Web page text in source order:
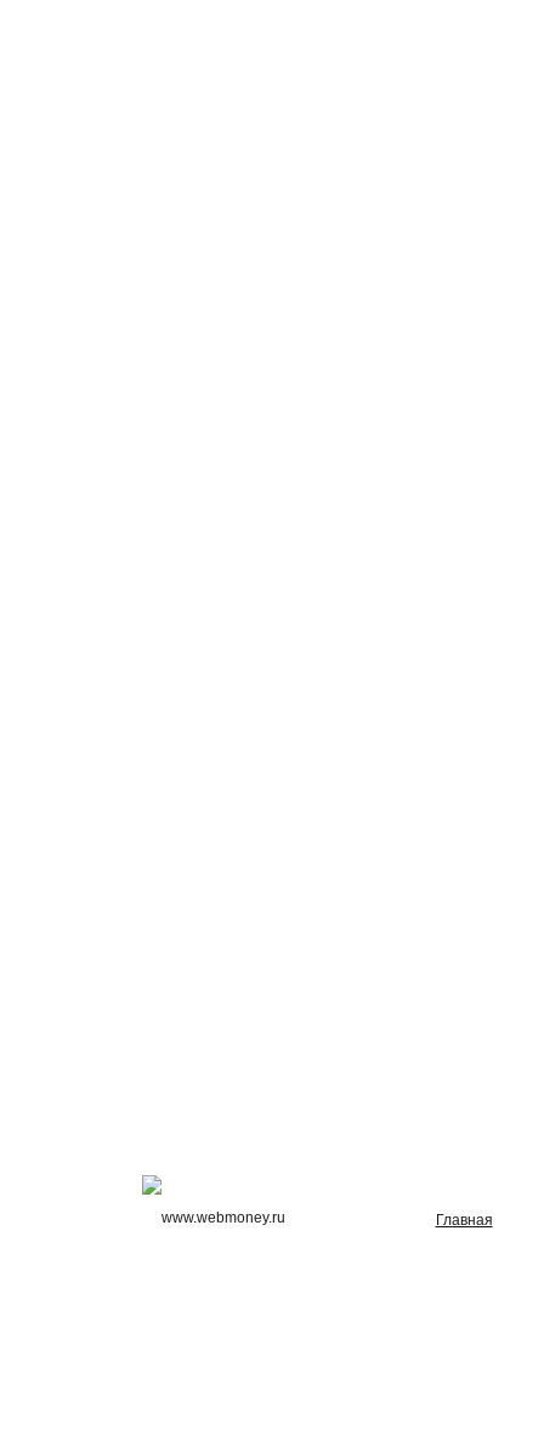
Главная